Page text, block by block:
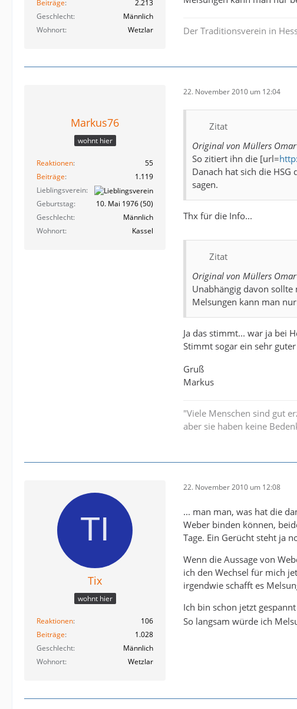
Beiträge
2.213
Geschlecht
Männlich
Wohnort
Wetzlar Der Traditionsverein in
Markus76
wohnt hier
Reaktionen
55
Beiträge
1.119
Lieblingsverein
Geburtstag
10. Mai 1976 (50)
Geschlecht
Männlich
Wohnort
Kassel
22. November 2010 um 12:04
Zitat
Original von Müllers Omar
So zitiert ihn die [url=
Danach hat sich die
sagen.
Thx für die Info...
Zitat
Original von Müllers Omar
Unabhängig davon sollte
Melsungen kann man
Ja das stimmt... war ja bei
Stimmt sogar ein sehr guter
Gruß
Markus
"Viele Menschen sind gut
aber sie haben keine
Tix
wohnt hier
Reaktionen
106
Beiträge
1.028
Geschlecht
Männlich
Wohnort
Wetzlar
22. November 2010 um 12:08
... man man, was hat die
Weber binden können,
Tage. Ein Gerücht steht ja
Wenn die Aussage von
ich den Wechsel für mich
irgendwie schafft es
Ich bin schon jetzt
So langsam würde ich